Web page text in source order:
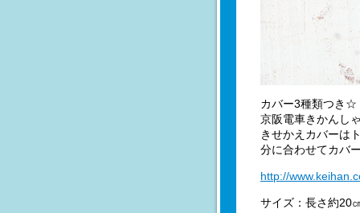
カバー3種類つき☆
京阪電車きかんし
きせかえカバーは
分に合わせてカバ
http://
サイズ：長さ約20